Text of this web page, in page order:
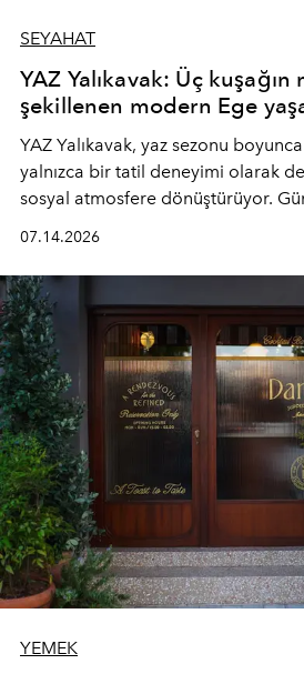
SEYAHAT
YAZ Yalıkavak: Üç kuşağın
şekillenen modern Ege
YAZ Yalıkavak, yaz sezonu
yalnızca bir tatil deneyimi olarak
sosyal atmosfere dönüştürüyor.
mutfağını modern dokunuşlarla
tematik gastronomi geceleri
Paylaşıma, lezzete ve müziğe
akşamlar, YAZ’ın sade lüks
geceye taşıyarak her hafta farklı
07.14.2026
YEMEK